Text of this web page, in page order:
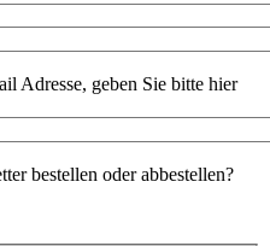
Adresse, geben Sie bitte hier
bestellen oder abbestellen?